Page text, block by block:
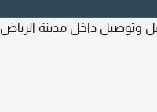
وتوصيل داخل مدينة الرياض